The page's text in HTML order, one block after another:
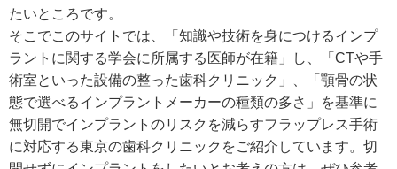
たいところです。
そこでこのサイトでは、「知識や技術を身につけるインプ
ラントに関する学会に所属する医師が在籍」し、「CTや手
術室といった設備の整った歯科クリニック」、「顎骨の状
態で選べるインプラントメーカーの種類の多さ」を基準に
無切開でインプラントのリスクを減らすフラップレス手術
に対応する東京の歯科クリニックをご紹介しています。切